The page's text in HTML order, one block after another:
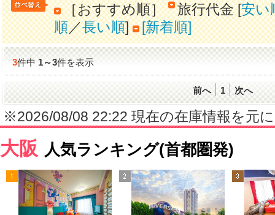
［おすすめ順］ 旅行代金 [安い
順／長い順] [新着順]
3件中1～3件を表示
前へ 1 次へ
※2026/08/08 22:22 現在の在庫情報を元
大阪 人気ランキング(首都圏発)